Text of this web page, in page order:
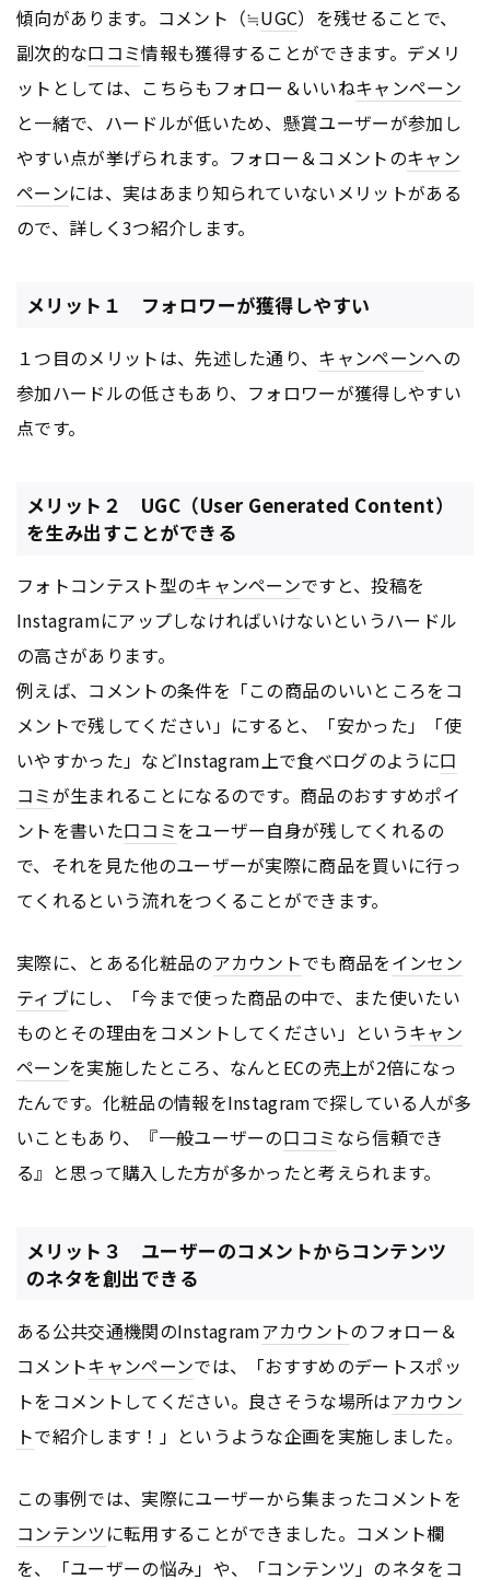
傾向があります。コメント（≒UGC）を残せることで、
副次的な口コミ情報も獲得することができます。デメリ
ットとしては、こちらもフォロー＆いいねキャンペーン
と一緒で、ハードルが低いため、懸賞ユーザーが参加し
やすい点が挙げられます。フォロー＆コメントのキャン
ペーンには、実はあまり知られていないメリットがある
ので、詳しく3つ紹介します。
メリット１ フォロワーが獲得しやすい
１つ目のメリットは、先述した通り、 キャンペーンへの
参加ハードルの低さもあり、フォロワーが獲得しやすい
点です。
メリット２ UGC（User Generated Content）
を生み出すことができる
フォトコンテスト型のキャンペーンですと、投稿を
Instagramにアップしなければいけないというハードル
の高さがあります。
例えば、コメントの条件を「この商品のいいところをコ
メントで残してください」にすると、「安かった」「使
いやすかった」などInstagram上で食べログのように口
コミが生まれることになるのです。商品のおすすめポイ
ントを書いた口コミをユーザー自身が残してくれるの
で、それを見た他のユーザーが実際に商品を買いに行っ
てくれるという流れをつくることができます。
実際に、とある化粧品のアカウントでも商品をインセン
ティブにし、「今まで使った商品の中で、また使いたい
ものとその理由をコメントしてください」というキャン
ペーンを実施したところ、なんとECの売上が2倍になっ
たんです。化粧品の情報をInstagramで探している人が多
いこともあり、『一般ユーザーの口コミ なら信頼でき
る』と思って購入した方が多かったと考えられます。
メリット３ ユーザーのコメントからコンテンツ
のネタを創出できる
ある公共交通機関のInstagramアカウントのフォロー＆
コメントキャンペーンでは、「おすすめのデートスポッ
トをコメントしてください。良さそうな場所はアカウン
トで紹介します！」というような企画を実施しました。
この事例では、実際にユーザーから集まったコメントを
コンテンツに転用することができました。コメント欄
を、「ユーザーの悩み」や、「コンテンツ 」のネタをコ